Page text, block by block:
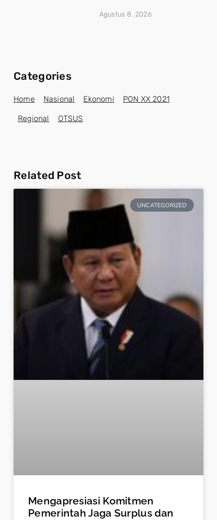
Agustus 8, 2026
Categories
Home Nasional Ekonomi PON XX 2021
Regional OTSUS
Related Post
UNCATEGORIZED
Mengapresiasi Komitmen
Pemerintah Jaga Surplus dan